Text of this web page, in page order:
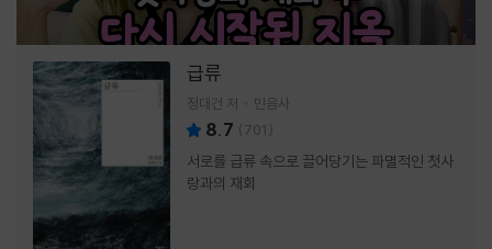
급류
정대건 저 민음사
8.7 (701 )
서로를 급류 속으로 끌어당기는 파멸적인 첫사
랑과의 재회